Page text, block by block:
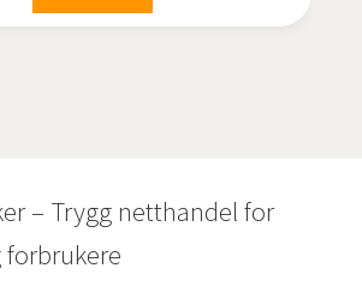
– Trygg netthandel for